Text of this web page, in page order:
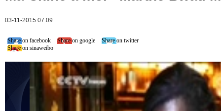
03-11-2015 07:09
Share on facebook Share on google
Share on twitter
Share on sinaweibo